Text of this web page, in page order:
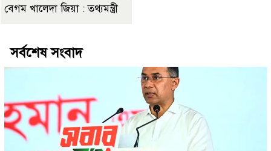
বেগম খালেদা জিয়া : তথ্যমন্ত্রী
সর্বশেষ সংবাদ